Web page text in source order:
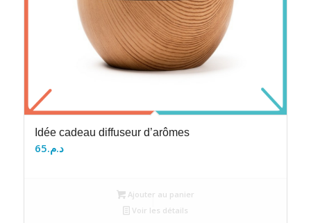
Idée cadeau diffuseur d’arômes
د.م.65
Ajouter au panier
Voir les détails